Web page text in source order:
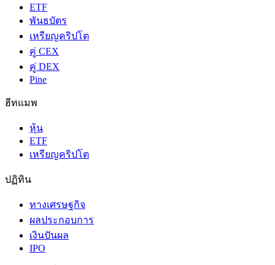
ETF
พันธบัตร
เหรียญคริปโต
คู่ CEX
คู่ DEX
Pine
ฮีทแมพ
หุ้น
ETF
เหรียญคริปโต
ปฏิทิน
ทางเศรษฐกิจ
ผลประกอบการ
เงินปันผล
IPO